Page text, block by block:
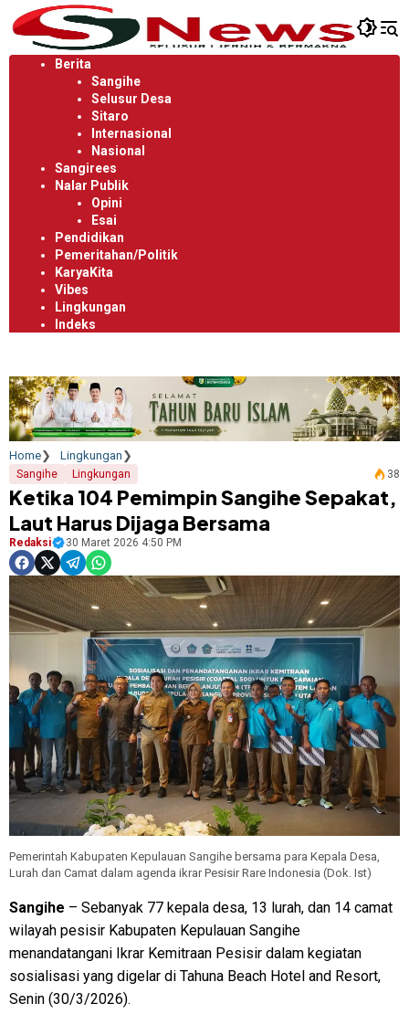
Langsung
ke
konten
Berita
Sangihe
Selusur Desa
Sitaro
Internasional
Nasional
Sangirees
Nalar Publik
Opini
Esai
Pendidikan
Pemeritahan/Politik
KaryaKita
Vibes
Lingkungan
Indeks
Home Lingkungan
Sangihe Lingkungan 38
Ketika 104 Pemimpin Sangihe Sepakat,
Laut Harus Dijaga Bersama
Redaksi 30 Maret 2026 4:50 PM
Pemerintah Kabupaten Kepulauan Sangihe bersama para Kepala Desa,
Lurah dan Camat dalam agenda ikrar Pesisir Rare Indonesia (Dok. Ist)
Sangihe – Sebanyak 77 kepala desa, 13 lurah, dan 14 camat
wilayah pesisir Kabupaten Kepulauan Sangihe
menandatangani Ikrar Kemitraan Pesisir dalam kegiatan
sosialisasi yang digelar di Tahuna Beach Hotel and Resort,
Senin (30/3/2026).